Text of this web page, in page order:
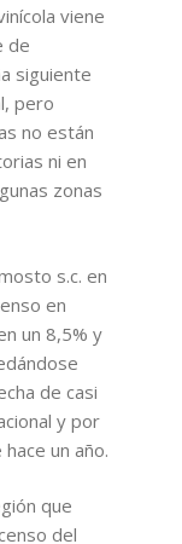
viene
de
siguiente
pero
no están
ni en
zonas
s.c. en
en
un 8,5% y
de casi
y por
un año.
que
del